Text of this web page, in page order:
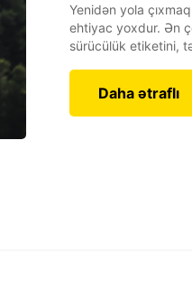
Yenidən yola
ehtiyac yoxdur. Ən
sürücülük etiketini,
Daha ətraflı